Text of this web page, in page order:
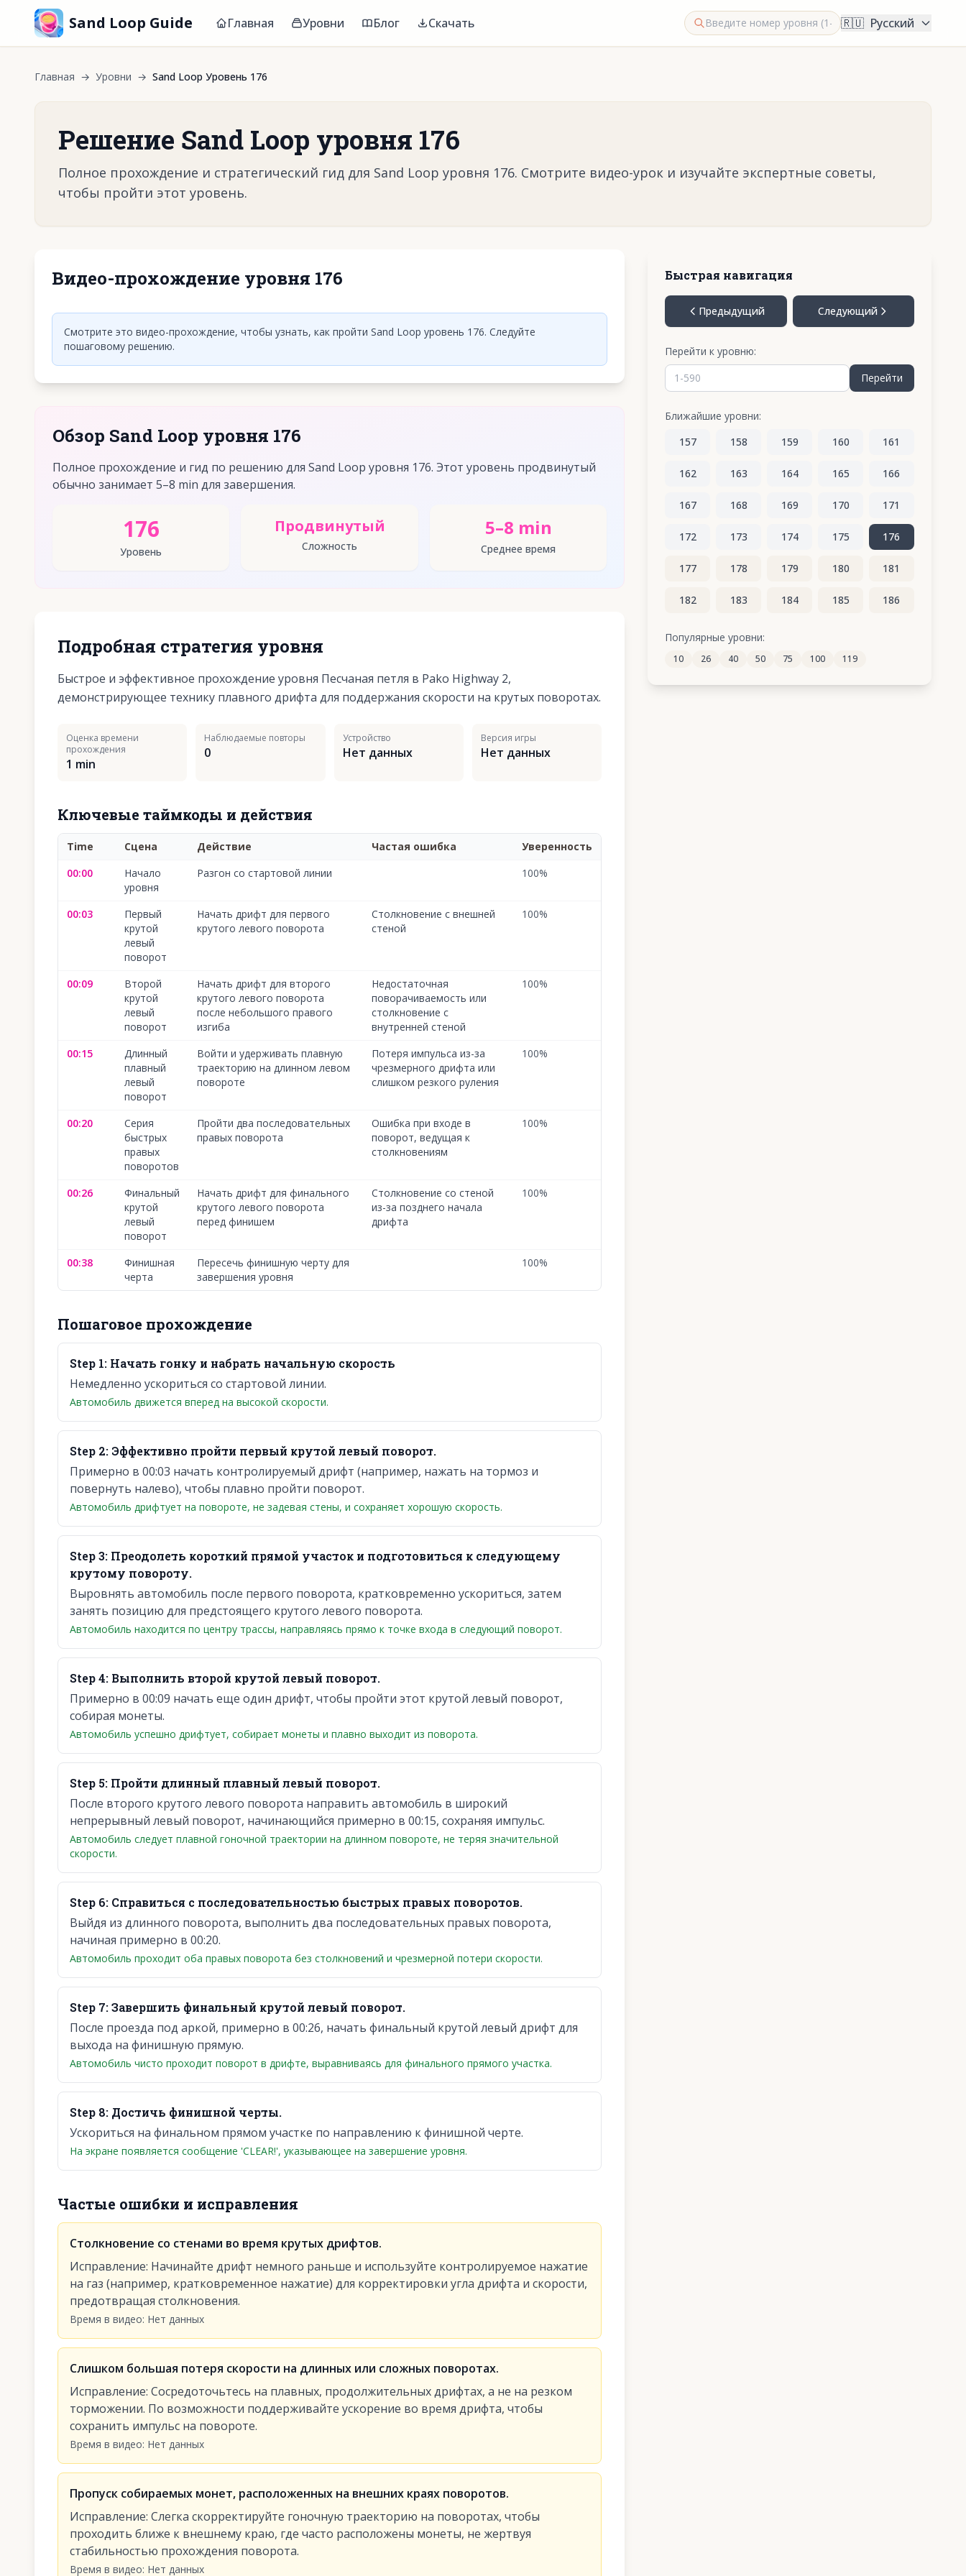
Sand Loop Guide Главная Уровни Блог Скачать 🇷🇺 Русский
Главная → Уровни → Sand Loop Уровень 176
Решение Sand Loop уровня 176
Полное прохождение и стратегический гид для Sand Loop уровня 176. Смотрите видео-урок и изучайте экспертные советы,
чтобы пройти этот уровень.
Видео-прохождение уровня 176
Нажмите, чтобы воспроизвести видео
Смотрите это видео-прохождение, чтобы узнать, как пройти Sand Loop уровень 176. Следуйте
пошаговому решению.
Обзор Sand Loop уровня 176
Полное прохождение и гид по решению для Sand Loop уровня 176. Этот уровень продвинутый
обычно занимает 5–8 min для завершения.
176
Уровень
Продвинутый
Сложность
5–8 min
Среднее время
Подробная стратегия уровня
Быстрое и эффективное прохождение уровня Песчаная петля в Pako Highway 2,
демонстрирующее технику плавного дрифта для поддержания скорости на крутых поворотах.
Оценка времени
прохождения
1 min
Наблюдаемые повторы
0
Устройство
Нет данных
Версия игры
Нет данных
Ключевые таймкоды и действия
Time Сцена Действие Частая ошибка
Уверенность
00:00
Начало
уровня
Разгон со стартовой линии 100%
00:03
Первый
крутой
левый
поворот
Начать дрифт для первого
крутого левого поворота
Столкновение с внешней
стеной
100%
00:09
Второй
крутой
левый
поворот
Начать дрифт для второго
крутого левого поворота
после небольшого правого
изгиба
Недостаточная
поворачиваемость или
столкновение с
внутренней стеной
100%
00:15
Длинный
плавный
левый
поворот
Войти и удерживать плавную
траекторию на длинном левом
повороте
Потеря импульса из-за
чрезмерного дрифта или
слишком резкого руления
100%
00:20
Серия
быстрых
правых
поворотов
Пройти два последовательных
правых поворота
Ошибка при входе в
поворот, ведущая к
столкновениям
100%
00:26
Финальный
крутой
левый
поворот
Начать дрифт для финального
крутого левого поворота
перед финишем
Столкновение со стеной
из-за позднего начала
дрифта
100%
00:38
Финишная
черта
Пересечь финишную черту для
завершения уровня
100%
Пошаговое прохождение
Step 1: Начать гонку и набрать начальную скорость
Немедленно ускориться со стартовой линии.
Автомобиль движется вперед на высокой скорости.
Step 2: Эффективно пройти первый крутой левый поворот.
Примерно в 00:03 начать контролируемый дрифт (например, нажать на тормоз и
повернуть налево), чтобы плавно пройти поворот.
Автомобиль дрифтует на повороте, не задевая стены, и сохраняет хорошую скорость.
Step3: Преодолеть короткий прямой участок и подготовиться к следующему
крутому повороту.
Выровнять автомобиль после первого поворота, кратковременно ускориться, затем
занять позицию для предстоящего крутого левого поворота.
Автомобиль находится по центру трассы, направляясь прямо к точке входа в следующий поворот.
Step4: Выполнить второй крутой левый поворот.
Примерно в 00:09 начать еще один дрифт, чтобы пройти этот крутой левый поворот,
собирая монеты.
Автомобиль успешно дрифтует, собирает монеты и плавно выходит из поворота.
Step 5: Пройти длинный плавный левый поворот.
После второго крутого левого поворота направить автомобиль в широкий
непрерывный левый поворот, начинающийся примерно в 00:15, сохраняя импульс.
Автомобиль следует плавной гоночной траектории на длинном повороте, не теряя значительной
скорости.
Step 6: Справиться с последовательностью быстрых правых поворотов.
Выйдя из длинного поворота, выполнить два последовательных правых поворота,
начиная примерно в 00:20.
Автомобиль проходит оба правых поворота без столкновений и чрезмерной потери скорости.
Step 7:Завершить финальный крутой левый поворот.
После проезда под аркой, примерно в 00:26, начать финальный крутой левый дрифт для
выхода на финишную прямую.
Автомобиль чисто проходит поворот в дрифте, выравниваясь для финального прямого участка.
Step 8: Достичь финишной черты.
Ускориться на финальном прямом участке по направлению к финишной черте.
На экране появляется сообщение 'CLEAR!', указывающее на завершение уровня.
Частые ошибки и исправления
Столкновение со стенами во время крутых дрифтов.
Исправление: Начинайте дрифт немного раньше и используйте контролируемое нажатие
на газ (например, кратковременное нажатие) для корректировки угла дрифта и скорости,
предотвращая столкновения.
Время в видео: Нет данных
Слишком большая потеря скорости на длинных или сложных поворотах.
Исправление: Сосредоточьтесь на плавных, продолжительных дрифтах, а не на резком
торможении. По возможности поддерживайте ускорение во время дрифта, чтобы
сохранить импульс на повороте.
Время в видео: Нет данных
Пропуск собираемых монет, расположенных на внешних краях поворотов.
Исправление: Слегка скорректируйте гоночную траекторию на поворотах, чтобы
проходить ближе к внешнему краю, где часто расположены монеты, не жертвуя
стабильностью прохождения поворота.
Время в видео: Нет данных
Быстрая навигация
Предыдущий Следующий
Перейти к уровню:
Перейти
Ближайшие уровни:
157
158 159 160 161
162 163 164 165 166
167 168 169 170 171
172 173 174 175 176
177 178 179 180 181
182 183 184 185 186
192 193 194 195
Популярные уровни:
10 26 40 50 75 100 119